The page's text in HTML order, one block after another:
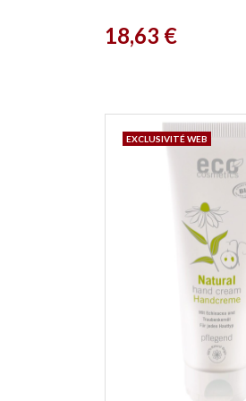
Prix
18,63 €
EXCLUSIVITÉ WEB